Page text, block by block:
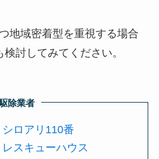
地域密着型を重視する場合
討してみてください。
除業者
ロアリ110番
スキューハウス